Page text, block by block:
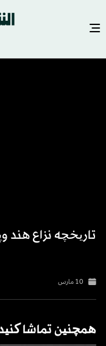
تاریخچه نزاع هند
10 مارس
همچنین تماشا